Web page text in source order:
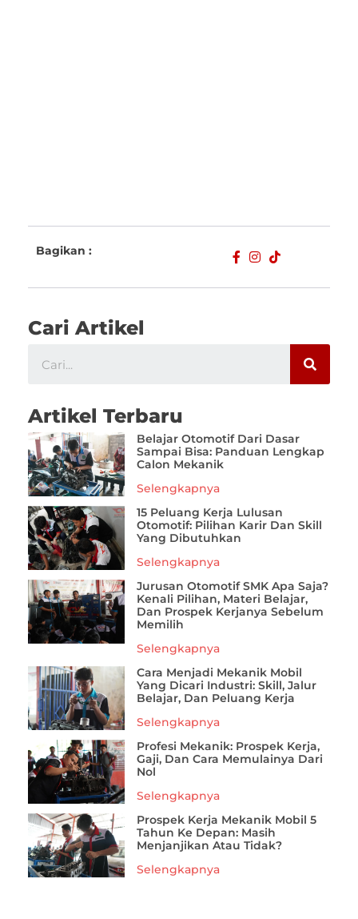
Bagikan :
Cari Artikel
Artikel Terbaru
Belajar Otomotif Dari Dasar
Sampai Bisa: Panduan Lengkap
Calon Mekanik
Selengkapnya
15 Peluang Kerja Lulusan
Otomotif: Pilihan Karir Dan Skill
Yang Dibutuhkan
Selengkapnya
Jurusan Otomotif SMK Apa Saja?
Kenali Pilihan, Materi Belajar,
Dan Prospek Kerjanya Sebelum
Memilih
Selengkapnya
Cara Menjadi Mekanik Mobil
Yang Dicari Industri: Skill, Jalur
Belajar, Dan Peluang Kerja
Selengkapnya
Profesi Mekanik: Prospek Kerja,
Gaji, Dan Cara Memulainya Dari
Nol
Selengkapnya
Prospek Kerja Mekanik Mobil 5
Tahun Ke Depan: Masih
Menjanjikan Atau Tidak?
Selengkapnya